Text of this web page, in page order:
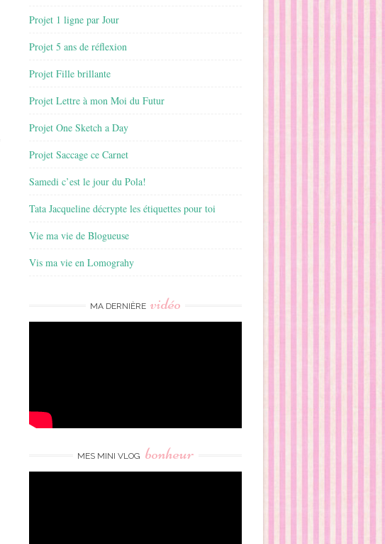
Projet 1 ligne par Jour
Projet 5 ans de réflexion
Projet Fille brillante
Projet Lettre à mon Moi du Futur
Projet One Sketch a Day
Projet Saccage ce Carnet
Samedi c’est le jour du Pola!
Tata Jacqueline décrypte les étiquettes pour toi
Vie ma vie de Blogueuse
Vis ma vie en Lomograhy
MA DERNIÈRE vidéo
MES MINI VLOG bonheur